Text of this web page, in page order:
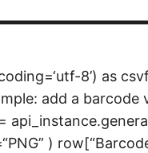
8’) as
add a barcode
)